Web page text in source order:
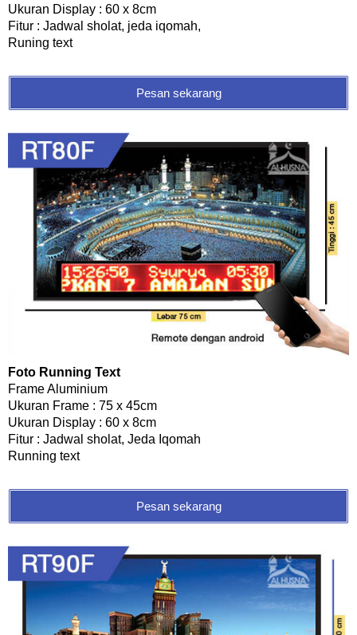
Ukuran Display : 60 x 8cm
Fitur : Jadwal sholat, jeda iqomah,
Runing text
Pesan sekarang
Foto Running Text
Frame Aluminium
Ukuran Frame : 75 x 45cm
Ukuran Display : 60 x 8cm
Fitur : Jadwal sholat, Jeda Iqomah
Running text
Pesan sekarang